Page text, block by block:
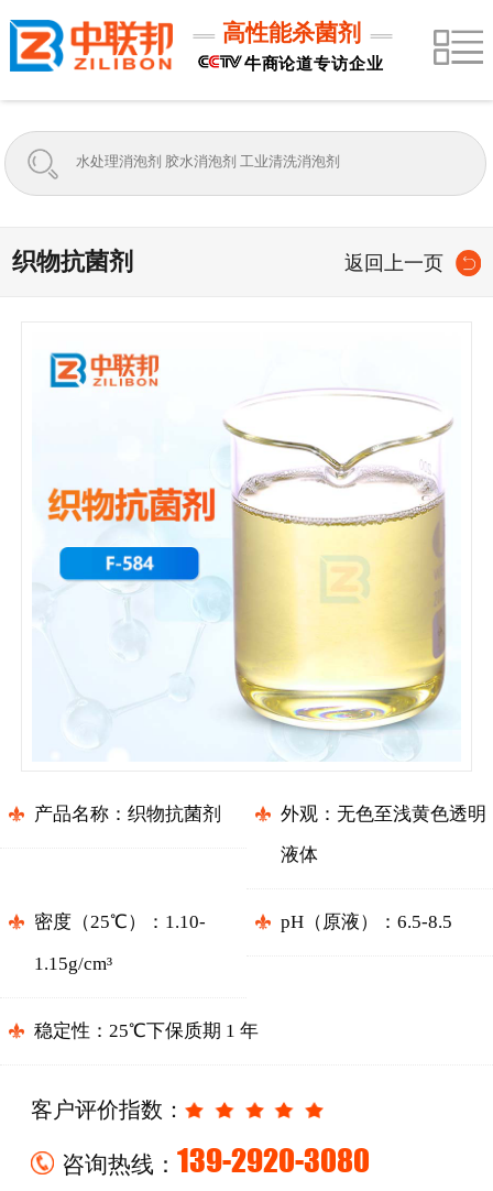
高性能杀菌剂
牛商论道专访企业
织物抗菌剂 返回上一页
产品名称： 织物抗菌剂 外观： 无色至浅黄色透明
液体
密度（25℃） ： 1.10-
1.15g/cm³
pH（原液） ： 6.5-8.5
稳定性 ： 25℃下保质期 1 年
客户评价指数：
咨询热线： 139-2920-3080